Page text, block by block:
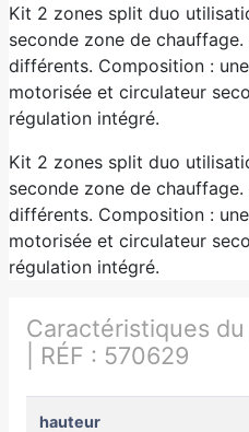
Kit 2 zones split duo
seconde zone de
différents. Composition :
motorisée et circulateur
régulation intégré.
Kit 2 zones split duo
seconde zone de
différents. Composition :
motorisée et circulateur
régulation intégré.
Caractéristiques
| RÉF : 570629
hauteur